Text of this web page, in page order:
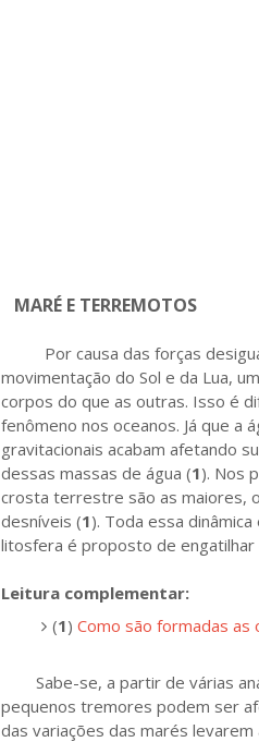
MARÉ E TERREMOTOS
Por causa das forças
movimentação do Sol e da Lua,
corpos do que as outras. Isso é
fenômeno nos oceanos. Já que a
gravitacionais acabam afetando
dessas massas de água (1). Nos
crosta terrestre são as maiores,
desníveis (1). Toda essa
litosfera é proposto de
Leitura complementar:
(1) Como são formadas as
Sabe-se, a partir de várias
pequenos tremores podem ser
das variações das marés